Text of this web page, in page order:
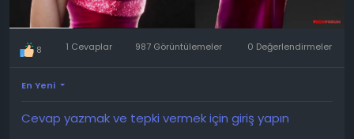
Oyun, siberpunk bir ortamda kesintisiz ve dinamik
aksiyon vaat ediyor. Hikaye, benzersiz bir omurga
implantı ile donatılmış kahramanın totaliter bir
Switch 2 platformlarında piyasaya sürülmesi
planlanıyor.
8 1 Cevaplar 987 Görüntülemeler 0 Değerlendirmeler
En Yeni
Cevap yazmak ve tepki vermek için giriş yapın